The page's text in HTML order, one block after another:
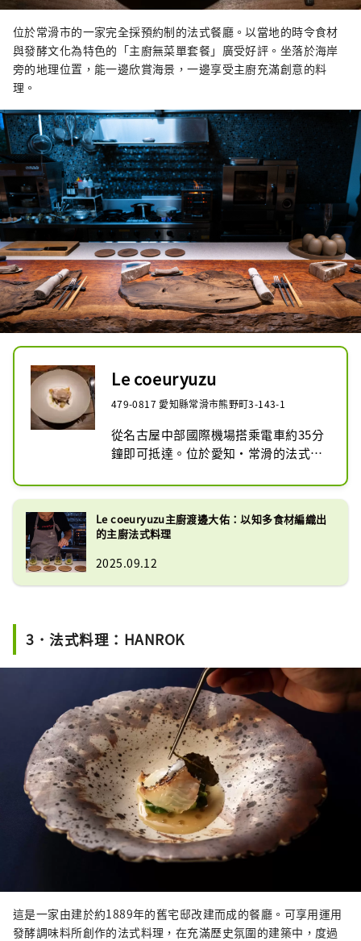
位於常滑市的一家完全採預約制的法式餐廳。以當地的時令食材
與發酵文化為特色的「主廚無菜單套餐」廣受好評。坐落於海岸
旁的地理位置，能一邊欣賞海景，一邊享受主廚充滿創意的料
理。
Le coeuryuzu
479-0817 愛知縣常滑市熊野町3-143-1
從名古屋中部國際機場搭乘電車約35分
鐘即可抵達。位於愛知・常滑的法式餐
是一家採完全預約制的法式料理餐廳，
心打造的「主廚套餐」。在鄰近海邊的
的佳餚與溫暖細緻的款待。
Le coeuryuzu主廚渡邊大佑：以知多食材編織出
的主廚法式料理
2025.09.12
3．法式料理：HANROK
這是一家由建於約1889年的舊宅邸改建而成的餐廳。可享用運用
發酵調味料所創作的法式料理，在充滿歷史氛圍的建築中，度過